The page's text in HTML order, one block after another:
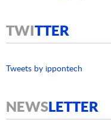
TWITTER
Tweets by ippontech
NEWSLETTER